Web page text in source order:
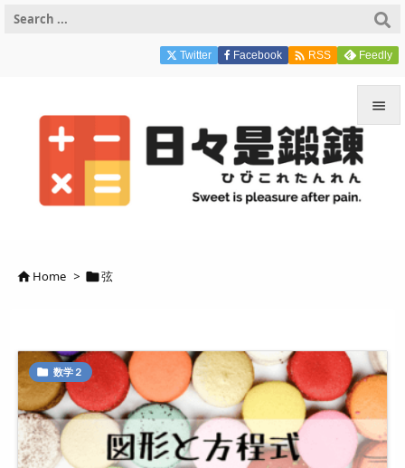

検索
Twitter Facebook  RSS Feedly
Home > 弦
 数学２